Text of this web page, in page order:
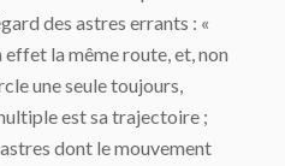
des astres errants : «
effet la même route, et, non
une seule toujours,
est sa trajectoire ;
dont le mouvement